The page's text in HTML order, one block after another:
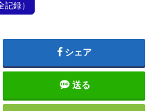
録）
シェア
送る